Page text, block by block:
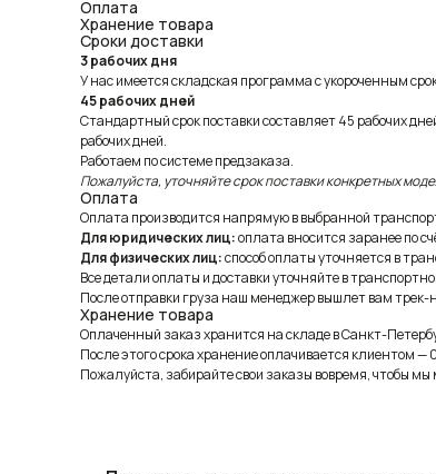
Оплата
Хранение товара
Сроки доставки
3 рабочих дня
У нас имеется складская программа с укороченным
45 рабочих дней
Стандартный срок поставки составляет 45 рабочих
рабочих дней.
Работаем по системе предзаказа.
Пожалуйста, уточняйте срок поставки конкретных
Оплата
Оплата производится напрямую в выбранной
Для юридических лиц:оплата вносится заранее по
Для физических лиц:способ оплаты уточняется в
Все детали оплаты и доставки уточняйте в
После отправки груза наш менеджер вышлет вам трек-
Хранение товара
Оплаченный заказ хранится на складе в Санкт-
После этого срока хранение оплачивается клиентом
Пожалуйста, забирайте свои заказы вовремя, чтобы